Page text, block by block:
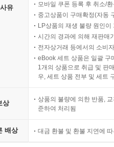
유
모바일 쿠폰 등록 후 취소/
중고상품이 구매확정(자동
LP상품의 재생 불량 원인
시간의 경과에 의해 재판매
전자상거래 등에서의 소비
eBook 세트 상품은 일괄 구
1개의 상품으로 취급 및 판
우, 세트 상품 전부 및 세트
상
상품의 불량에 의한 반품,
준하여 처리됨
배상 대금 환불 및 환불 지연에